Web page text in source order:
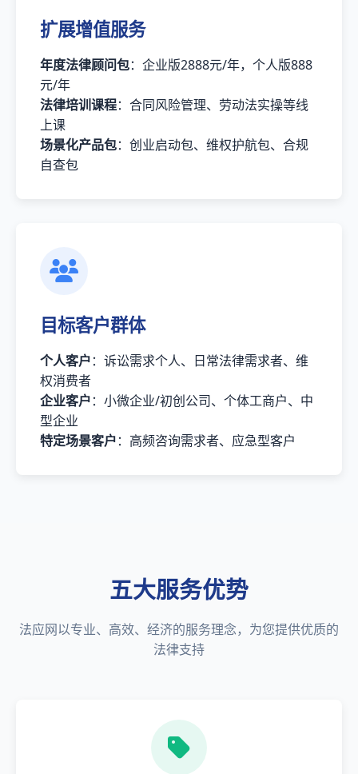
扩展增值服务
年度法律顾问包：企业版2888元/年，个人版888
元/年
法律培训课程：合同风险管理、劳动法实操等线
上课
场景化产品包：创业启动包、维权护航包、合规
自查包
目标客户群体
个人客户：诉讼需求个人、日常法律需求者、维
权消费者
企业客户：小微企业/初创公司、个体工商户、中
型企业
特定场景客户：高频咨询需求者、应急型客户
五大服务优势
法应网以专业、高效、经济的服务理念，为您提供优质的
法律支持